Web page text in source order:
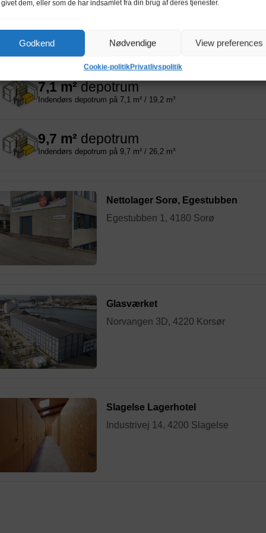
dem, eller som de har indsamlet fra din brug af deres tjenester.
Godkend Nødvendige View preferences
Cookie-politikPrivatlivspolitik
depotrum
Indendørs depotrum på 0,5 m² / 1,4 m³
7,1 m² depotrum
Indendørs depotrum på 7,1 m² / 19,2 m³
9,7 m² depotrum
Indendørs depotrum på 9,7 m² / 26,2 m³
Nettolager Sorø, Egestubben
Egestubben 1, 4180 Sorø
Glasværket
Norvangen 3D, 4220 Korsør
Slagelse Lagerhotel
Industrivej 14, 4200 Slagelse